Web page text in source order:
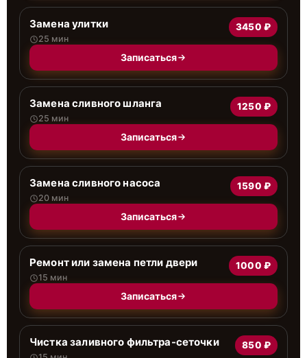
Замена улитки
25 мин
3450 ₽
Записаться
Замена сливного шланга
25 мин
1250 ₽
Записаться
Замена сливного насоса
20 мин
1590 ₽
Записаться
Ремонт или замена петли двери
15 мин
1000 ₽
Записаться
Чистка заливного фильтра-сеточки 850 ₽